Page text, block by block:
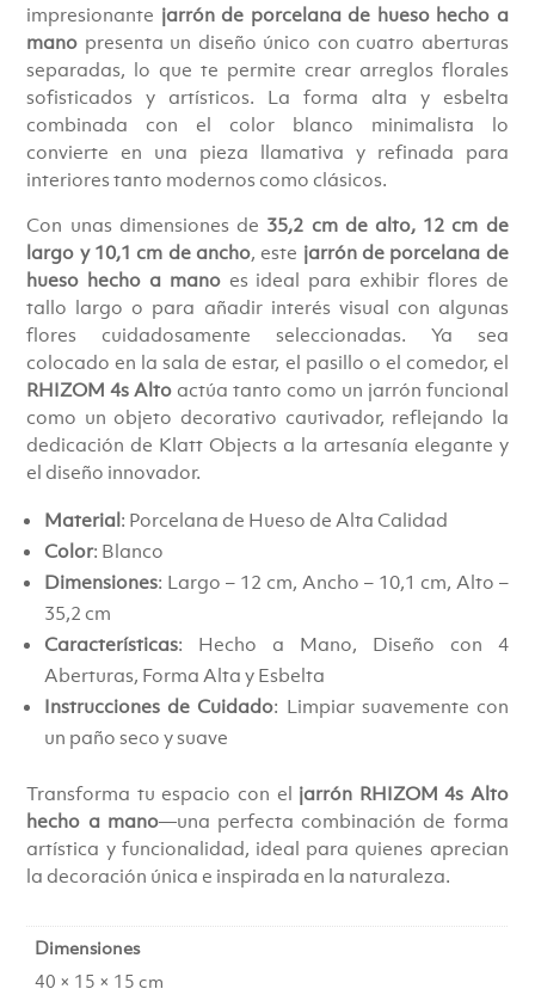
impresionante jarrón de porcelana de hueso hecho a
mano presenta un diseño único con cuatro aberturas
separadas, lo que te permite crear arreglos florales
sofisticados y artísticos. La forma alta y esbelta
combinada con el color blanco minimalista lo
convierte en una pieza llamativa y refinada para
interiores tanto modernos como clásicos.
Con unas dimensiones de 35,2 cm de alto, 12 cm de
largo y 10,1 cm de ancho, este jarrón de porcelana de
hueso hecho a manoes ideal para exhibir flores de
tallo largo o para añadir interés visual con algunas
flores cuidadosamente seleccionadas. Ya sea
colocado en la sala de estar, el pasillo o el comedor, el
RHIZOM 4s Alto actúa tanto como un jarrón funcional
como un objeto decorativo cautivador, reflejando la
dedicación de Klatt Objects a la artesanía elegante y
el diseño innovador.
Material: Porcelana de Hueso de Alta Calidad
Color: Blanco
Dimensiones: Largo – 12 cm, Ancho – 10,1 cm, Alto –
35,2 cm
Características: Hecho a Mano, Diseño con 4
Aberturas, Forma Alta y Esbelta
Instrucciones de Cuidado: Limpiar suavemente con
un paño seco y suave
Transforma tu espacio con el jarrón RHIZOM 4s Alto
hecho a mano—una perfecta combinación de forma
artística y funcionalidad, ideal para quienes aprecian
la decoración única e inspirada en la naturaleza.
Dimensiones
40 × 15 × 15 cm